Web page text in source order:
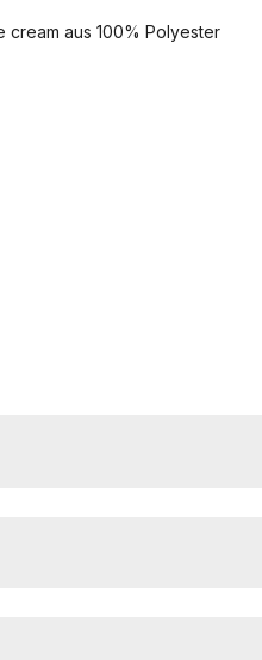
cream aus 100% Polyester